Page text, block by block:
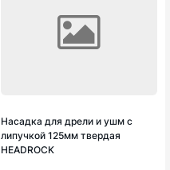
Насадка для дрели и ушм с
липучкой 125мм твердая
HEADROCK